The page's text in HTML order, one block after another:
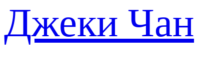
Джеки Чан